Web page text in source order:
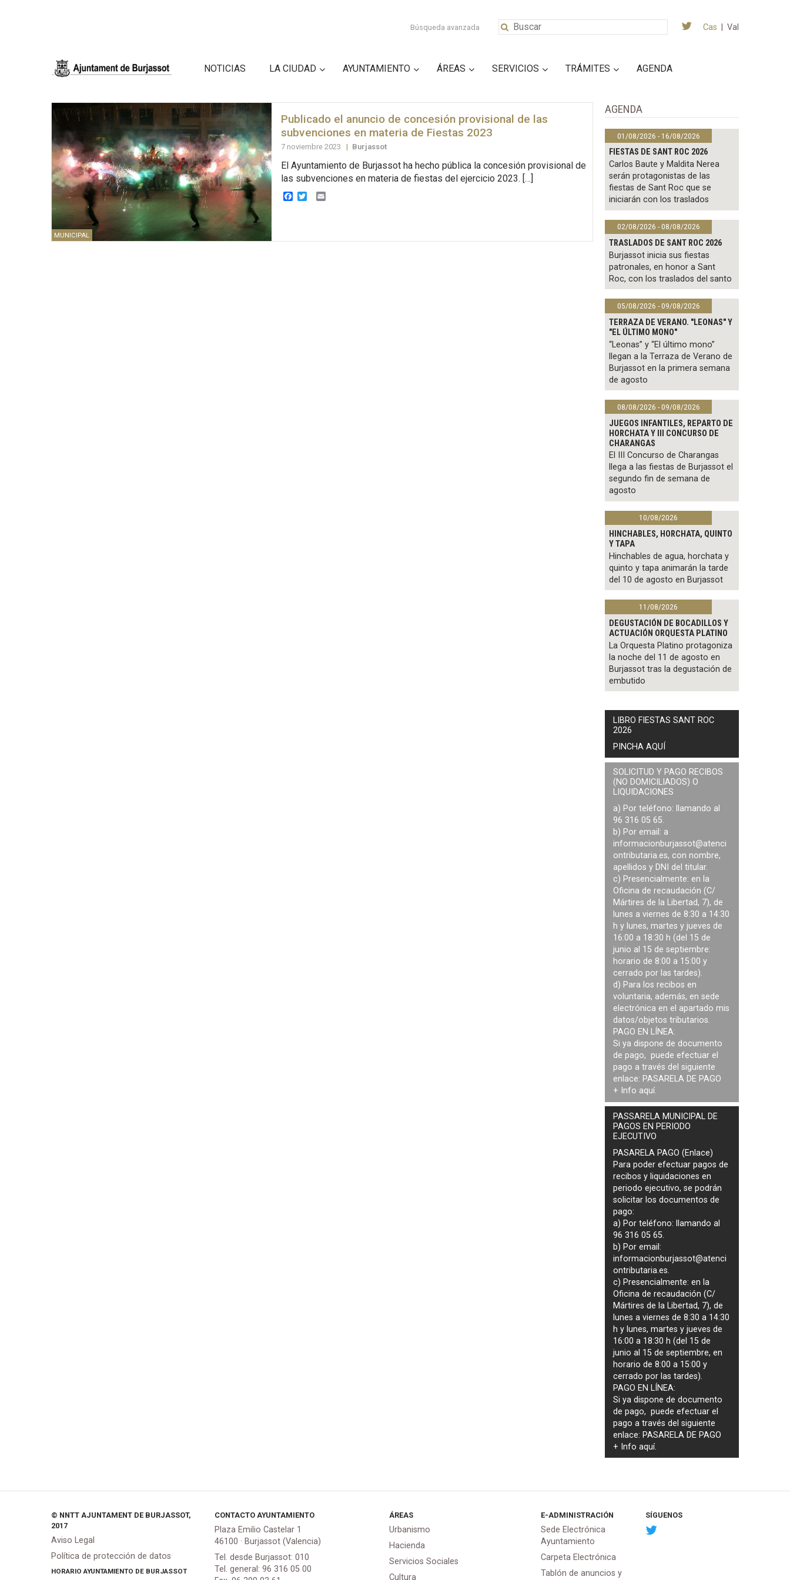
Búsqueda avanzada Cas Val
NOTICIAS LA CIUDAD AYUNTAMIENTO ÁREAS SERVICIOS TRÁMITES AGENDA
MUNICIPAL
Publicado el anuncio de concesión provisional de las
subvenciones en materia de Fiestas 2023
7 noviembre 2023 | Burjassot
El Ayuntamiento de Burjassot ha hecho pública la concesión provisional de
las subvenciones en materia de fiestas del ejercicio 2023. […]
Facebook
TwitterEmail
AGENDA
01/08/2026 - 16/08/2026
FIESTAS DE SANT ROC 2026
Carlos Baute y Maldita Nerea
serán protagonistas de las
fiestas de Sant Roc que se
iniciarán con los traslados
02/08/2026 - 08/08/2026
TRASLADOS DE SANT ROC 2026
Burjassot inicia sus fiestas
patronales, en honor a Sant
Roc, con los traslados del santo
05/08/2026 - 09/08/2026
TERRAZA DE VERANO. "LEONAS" Y
"EL ÚLTIMO MONO"
“Leonas” y “El último mono”
llegan a la Terraza de Verano de
Burjassot en la primera semana
de agosto
08/08/2026 - 09/08/2026
JUEGOS INFANTILES, REPARTO DE
HORCHATA Y III CONCURSO DE
CHARANGAS
El III Concurso de Charangas
llega a las fiestas de Burjassot el
segundo fin de semana de
agosto
10/08/2026
HINCHABLES, HORCHATA, QUINTO
Y TAPA
Hinchables de agua, horchata y
quinto y tapa animarán la tarde
del 10 de agosto en Burjassot
11/08/2026
DEGUSTACIÓN DE BOCADILLOS Y
ACTUACIÓN ORQUESTA PLATINO
La Orquesta Platino protagoniza
la noche del 11 de agosto en
Burjassot tras la degustación de
embutido
LIBRO FIESTAS SANT ROC
2026
PINCHA AQUÍ
SOLICITUD Y PAGO RECIBOS
(NO DOMICILIADOS) O
LIQUIDACIONES
a) Por teléfono: llamando al
96 316 05 65.
b) Por email: a
informacionburjassot@atenci
ontributaria.es, con nombre,
apellidos y DNI del titular.
c) Presencialmente: en la
Oficina de recaudación (C/
Mártires de la Libertad, 7), de
lunes a viernes de 8:30 a 14:30
h y lunes, martes y jueves de
16:00 a 18:30 h (del 15 de
junio al 15 de septiembre:
horario de 8:00 a 15:00 y
cerrado por las tardes).
d) Para los recibos en
voluntaria, además, en sede
electrónica en el apartado mis
datos/objetos tributarios.
PAGO EN LÍNEA:
Si ya dispone de documento
de pago, puede efectuar el
pago a través del siguiente
enlace: PASARELA DE PAGO
+ Info aquí.
PASSARELA MUNICIPAL DE
PAGOS EN PERIODO
EJECUTIVO
PASARELA PAGO (Enlace)
Para poder efectuar pagos de
recibos y liquidaciones en
periodo ejecutivo, se podrán
solicitar los documentos de
pago:
a) Por teléfono: llamando al
96 316 05 65.
b) Por email:
informacionburjassot@atenci
ontributaria.es.
c) Presencialmente: en la
Oficina de recaudación (C/
Mártires de la Libertad, 7), de
lunes a viernes de 8:30 a 14:30
h y lunes, martes y jueves de
16:00 a 18:30 h (del 15 de
junio al 15 de septiembre, en
horario de 8:00 a 15:00 y
cerrado por las tardes).
PAGO EN LÍNEA:
Si ya dispone de documento
de pago, puede efectuar el
pago a través del siguiente
enlace: PASARELA DE PAGO
+ Infoaquí.
© NNTT AJUNTAMENT DE BURJASSOT,
2017
Aviso Legal
Política de protección de datos
HORARIO AYUNTAMIENTO DE BURJASSOT
CONTACTO AYUNTAMIENTO
Plaza Emilio Castelar 1
46100 · Burjassot (Valencia)
Tel. desde Burjassot: 010
Tel. general: 96 316 05 00
ÁREAS
Urbanismo
Hacienda
Servicios Sociales
Cultura
E-ADMINISTRACIÓN
Sede Electrónica
Ayuntamiento
Carpeta Electrónica
Tablón de anuncios y
SÍGUENOS